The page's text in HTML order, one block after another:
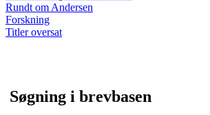
Rundt om Andersen
Forskning
Titler oversat
Søgning i brevbasen